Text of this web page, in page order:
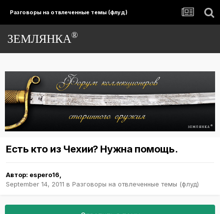
Разговоры на отвлеченные темы (флуд)
ЗЕМЛЯНКА®
Есть кто из Чехии? Нужна помощь.
Автор: espero16
September 14, 2011 в Разговоры на отвлеченные темы (флуд)